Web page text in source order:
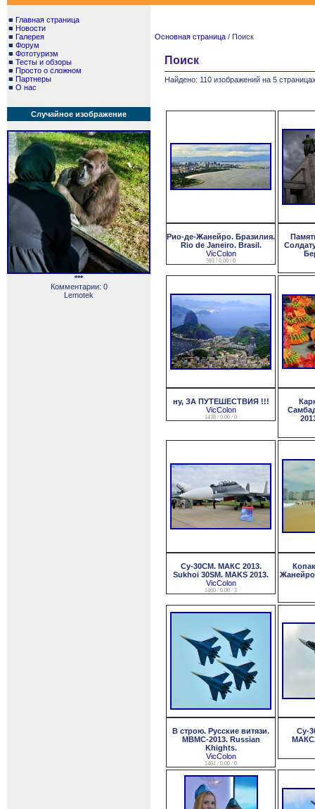
■ Главная страница
■ Новости
■ Галерея
■ Форум
■ Фототуризм
■ Тесты и обзоры
■ Просто о сложном
■ Партнеры
■ О нас
Случайное изображение
***
Комментарии: 0
Lemotek
Основная страница / Поиск
Поиск
Найдено: 110 изображений на 5
Рио-де-Жанейро. Бразилия.
Rio de Janeiro. Brasil.
VicColon
593 / 0.00 / 0
ну, ЗА ПУТЕШЕСТВИЯ !!!
VicColon
1438 / 0.00 / 0
Су-30СМ. МАКС 2013.
Sukhoi 30SM. MAKS 2013.
VicColon
1460 / 0.00 / 3
В строю. Русские витязи.
МВМС-2013. Russian
Khights.
VicColon
1461 / 0.00 / 0
Су-